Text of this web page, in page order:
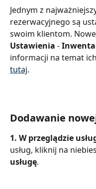
Jednym z
rezerwacyjnego są
swoim klientom.
Ustawienia -
informacji na temat
tutaj.
Dodawanie
1. W przeglądzie
usług, kliknij na
usługę.